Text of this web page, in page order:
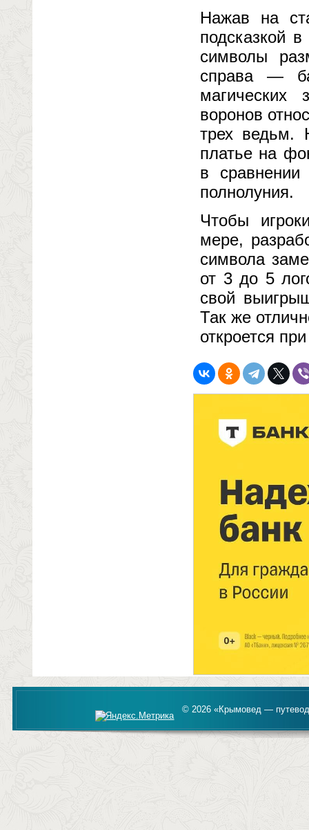
Нажав на
подсказкой
символы
справа —
магических
воронов
трех ведьм.
платье на
в
полнолуния.
Чтобы
мере,
символа
от 3 до 5
свой
Так же
откроется
© 2026 «Крымовед —